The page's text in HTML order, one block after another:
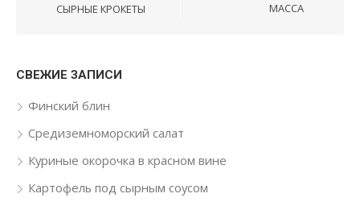
СЫРНЫЕ КРОКЕТЫ
МАССА
СВЕЖИЕ ЗАПИСИ
Финский блин
Средиземноморский салат
Куриные окорочка в красном вине
Картофель под сырным соусом